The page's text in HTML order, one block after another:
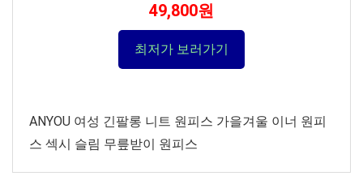
49,800원
최저가 보러가기
ANYOU 여성 긴팔롱 니트 원피스 가을겨울 이너 원피
스 섹시 슬림 무릎받이 원피스